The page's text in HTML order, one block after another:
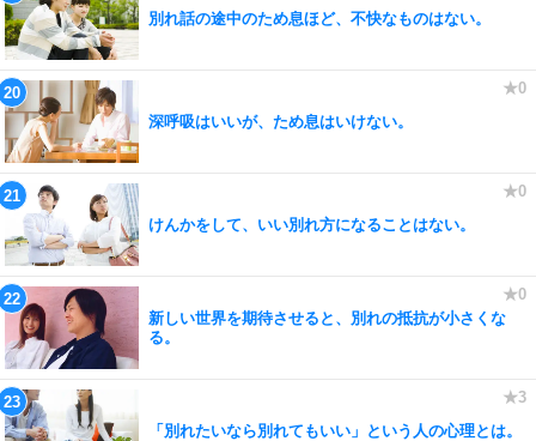
別れ話の途中のため息ほど、不快なものはない。
深呼吸はいいが、ため息はいけない。
けんかをして、いい別れ方になることはない。
新しい世界を期待させると、別れの抵抗が小さくな
る。
「別れたいなら別れてもいい」という人の心理とは。